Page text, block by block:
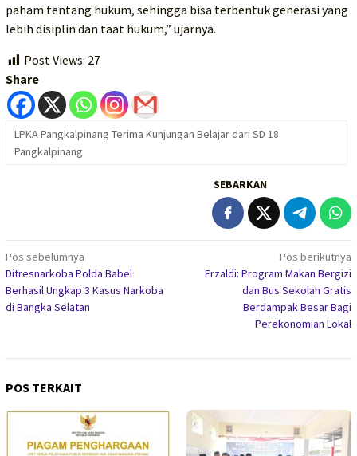
paham tentang hukum, sehingga bisa terbentuk generasi yang
lebih disiplin dan taat hukum,” ujarnya.
Post Views: 27
Share
LPKA Pangkalpinang Terima Kunjungan Belajar dari SD 18
Pangkalpinang
SEBARKAN
Navigasi
pos
Pos sebelumnya
Ditresnarkoba Polda Babel
Berhasil Ungkap 3 Kasus Narkoba
di Bangka Selatan
Pos berikutnya
Erzaldi: Program Makan Bergizi
dan Bus Sekolah Gratis
Berdampak Besar Bagi
Perekonomian Lokal
POS TERKAIT